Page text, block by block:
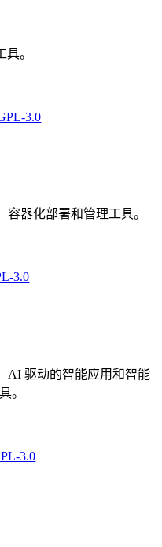
。
3.0
器化部署和管理工具。
3.0
AI 驱动的智能应用和智能
。
3.0